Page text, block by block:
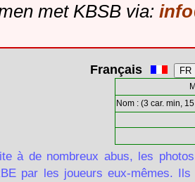
met KBSB via:
Français
Nom : (3 car. min,
à de nombreux abus, les
par les joueurs eux-mêmes.